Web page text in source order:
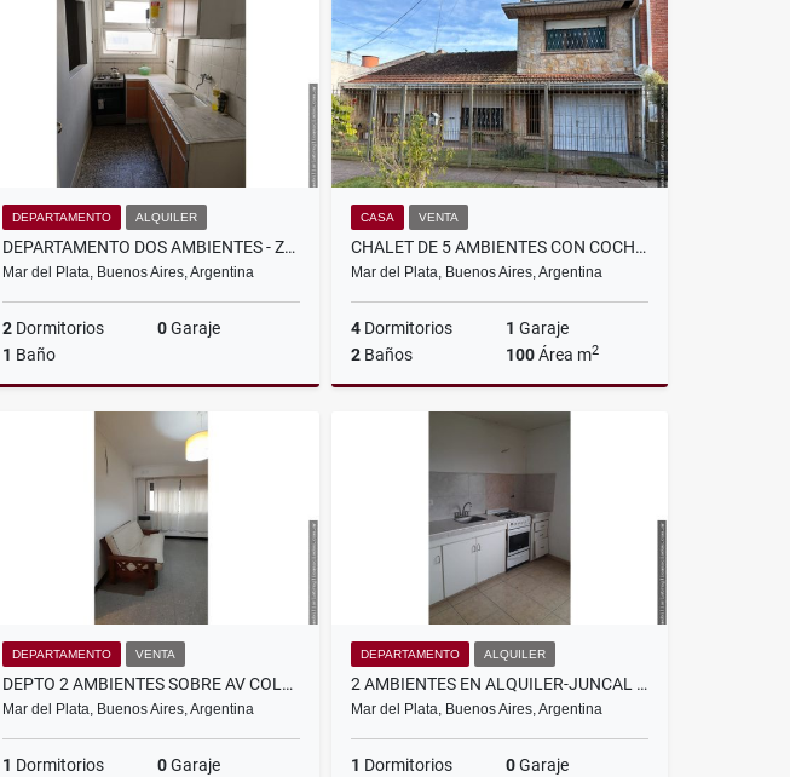
DEPARTAMENTO ALQUILER
DEPARTAMENTO DOS AMBIENTES - ZONA AV. LURO 2600
Mar del Plata, Buenos Aires, Argentina
2 Dormitorios 0Garaje
1 Baño
$600.000
CASA VENTA
CHALET DE 5 AMBIENTES CON COCHERA - PAUNERO 4600
Mar del Plata, Buenos Aires, Argentina
4 Dormitorios 1 Garaje
2 Baños 100Área m2
DEPARTAMENTO VENTA
DEPTO 2 AMBIENTES SOBRE AV COLON Y SANTA FE
Mar del Plata, Buenos Aires, Argentina
1 Dormitorios 0Garaje
DEPARTAMENTO ALQUILER
2 AMBIENTES EN ALQUILER-JUNCAL Y PRIMERA JUNTA
Mar del Plata, Buenos Aires, Argentina
1 Dormitorios 0Garaje